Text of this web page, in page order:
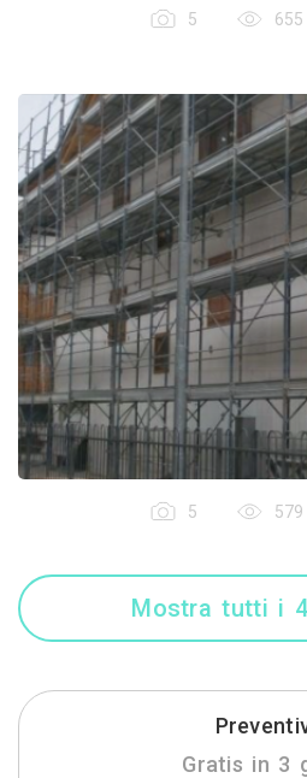
5 655
5 579
Mostra tutti i
Gratis in 3